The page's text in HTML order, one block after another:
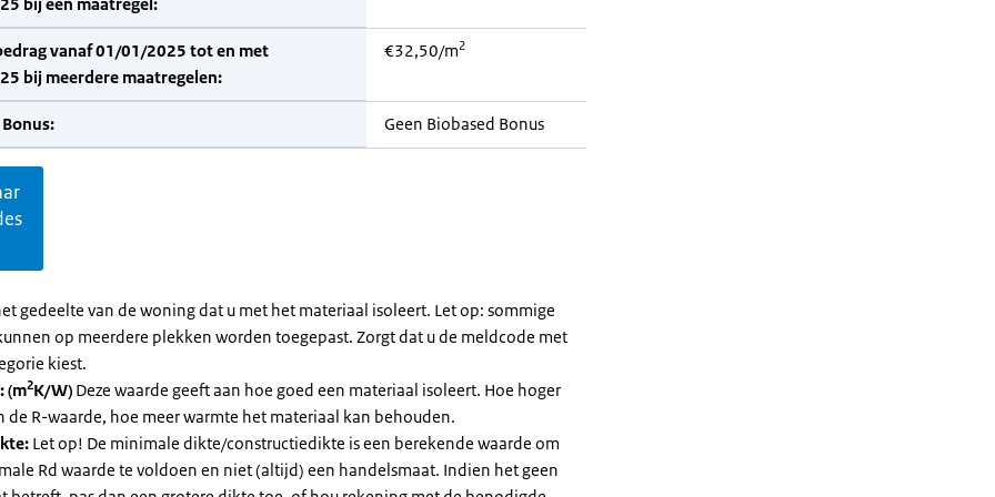
vanaf 01/01/2025 tot en met
bij meerdere maatregelen:
€32,50/m2
Geen Biobased Bonus
gedeelte van de woning dat u met het materiaal isoleert. Let op: sommige
op meerdere plekken worden toegepast. Zorgt dat u de meldcode met
kiest.
(m2K/W) Deze waarde geeft aan hoe goed een materiaal isoleert. Hoe hoger
de R-waarde, hoe meer warmte het materiaal kan behouden.
Let op! De minimale dikte/constructiedikte is een berekende waarde om
Rd waarde te voldoen en niet (altijd) een handelsmaat. Indien het geen